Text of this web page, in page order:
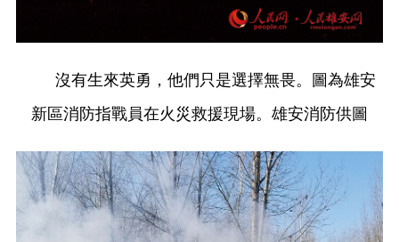
沒有生來英勇，他們只是選擇無畏。圖為雄安
新區消防指戰員在火災救援現場。雄安消防供圖